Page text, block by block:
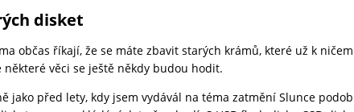
disket
občas říkají, že se máte zbavit starých krámů, které už k
některé věci se ještě někdy budou hodit.
jako před lety, kdy jsem vydávál na téma zatmění Slunce